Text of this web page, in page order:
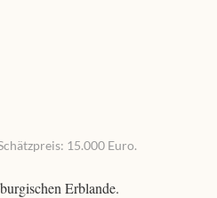
15.000 Euro.
Erblande.